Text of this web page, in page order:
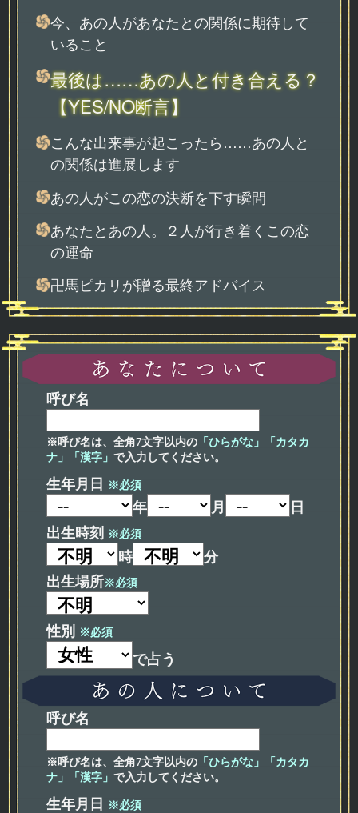
今、あの人があなたとの関係に期待して
いること
最後は……あの人と付き合える？
【YES/NO断言】
こんな出来事が起こったら……あの人と
の関係は進展します
あの人がこの恋の決断を下す瞬間
あなたとあの人。２人が行き着くこの恋
の運命
卍馬ピカリが贈る最終アドバイス
呼び名
※呼び名は、全角7文字以内の 「ひらがな」「カタカ
ナ」「漢字」で入力してください。
生年月日 ※必須
年 月
日
出生時刻
※必須
時
分
出生場所※必須
性別 ※必須
で占う
呼び名
※呼び名は、全角7文字以内の 「ひらがな」「カタカ
ナ」「漢字」で入力してください。
生年月日 ※必須